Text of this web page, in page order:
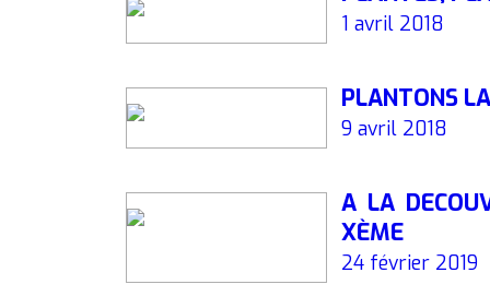
1 avril 2018
PLANTONS
9 avril 2018
À LA DÉCOUVERTE DE LA BIODIVERSITÉ VÉGÉTALE DU
XÈME
24 février 2019